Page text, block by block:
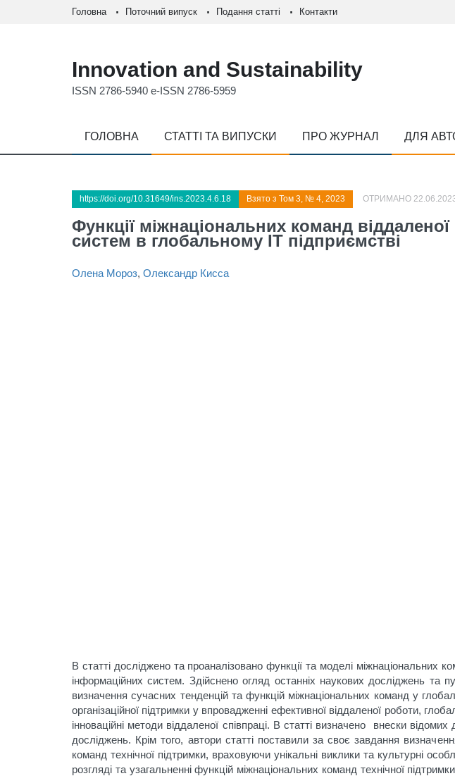
Головна Поточний випуск Подання статті Контакти
Innovation and Sustainability
ISSN 2786-5940 e-ISSN 2786-5959
ГОЛОВНА СТАТТІ ТА ВИПУСКИ ПРО ЖУРНАЛ ДЛЯ
https://doi.org/10.31649/ins.2023.4.6.18 Взято з Том 3, № 4, 2023 ОТРИМАНО
Функції міжнаціональних команд
систем в глобальному ІТ підприємстві
Олена Мороз, Олександр Кисса
В статті досліджено та проаналізовано функції та моделі міжнаціональних
інформаційних систем. Здійснено огляд останніх наукових досліджень та
визначення сучасних тенденцій та функцій міжнаціональних команд у
організаційної підтримки у впровадженні ефективної віддаленої роботи,
інноваційні методи віддаленої співпраці. В статті визначено внески
досліджень. Крім того, автори статті поставили за своє завдання
команд технічної підтримки, враховуючи унікальні виклики та культурні
розгляді та узагальненні функцій міжнаціональних команд технічної